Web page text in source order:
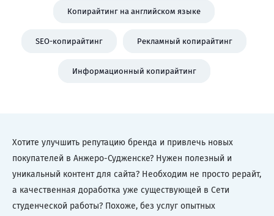
Копирайтинг на английском языке
SEO-копирайтинг Рекламный копирайтинг
Информационный копирайтинг
Хотите улучшить репутацию бренда и привлечь новых
покупателей в Анжеро-Судженске? Нужен полезный и
уникальный контент для сайта? Необходим не просто рерайт,
а качественная доработка уже существующей в Сети
студенческой работы? Похоже, без услуг опытных